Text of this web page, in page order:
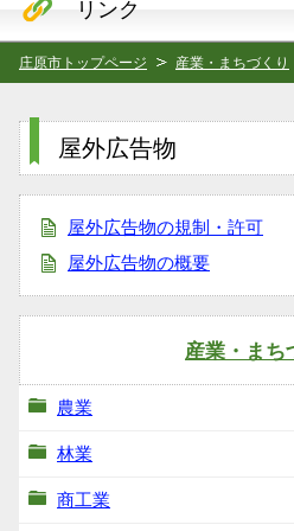
リンク
庄原市トップページ 産業・まちづくり
屋外広告物
屋外広告物の規制・許可
屋外広告物の概要
産業・まち
農業
林業
商工業